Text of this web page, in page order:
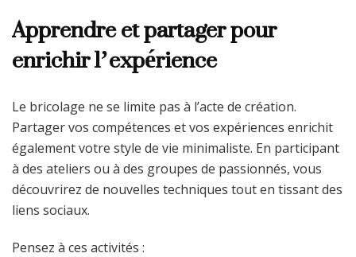
Apprendre et partager pour
enrichir l’expérience
Le bricolage ne se limite pas à l’acte de création.
Partager vos compétences et vos expériences enrichit
également votre style de vie minimaliste. En participant
à des ateliers ou à des groupes de passionnés, vous
découvrirez de nouvelles techniques tout en tissant des
liens sociaux.
Pensez à ces activités :